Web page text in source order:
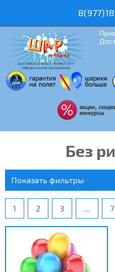
Без
Показать фильтры
1 2 3 … 7